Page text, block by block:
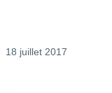
18 juillet 2017